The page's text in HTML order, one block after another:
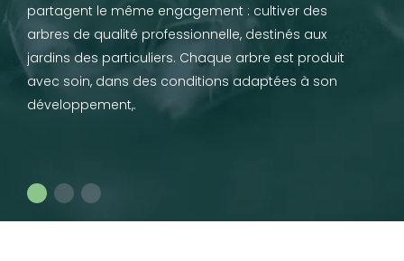
partagent le même engagement : cultiver des
arbres de qualité professionnelle, destinés aux
jardins des particuliers. Chaque arbre est produit
avec soin, dans des conditions adaptées à son
développement,.